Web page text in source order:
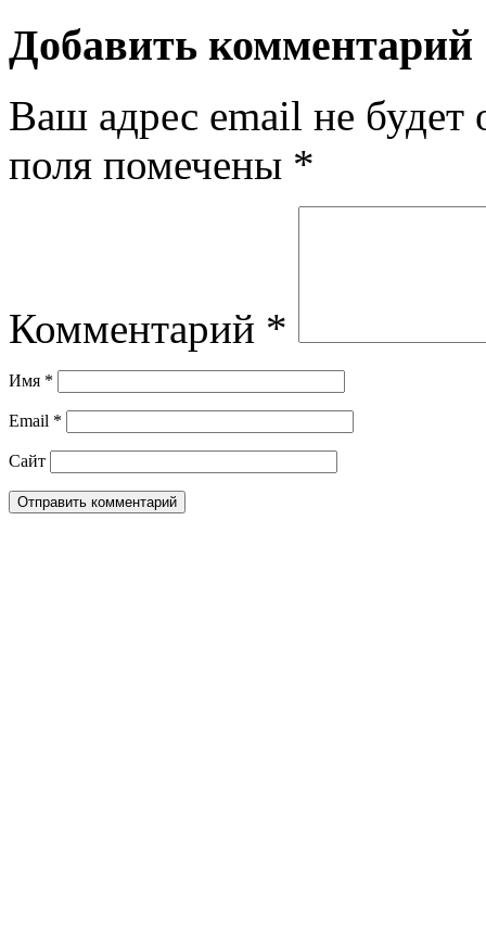
Добавить комментарий
Ваш адрес email не будет
поля помечены *
Комментарий *
Имя *
Email *
Сайт